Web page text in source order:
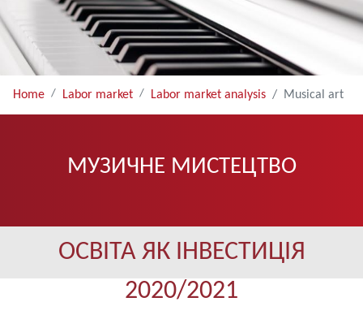
Home Labor market Labor market analysis Musical art
МУЗИЧНЕ МИСТЕЦТВО
ОСВІТА ЯК ІНВЕСТИЦІЯ
2020/2021